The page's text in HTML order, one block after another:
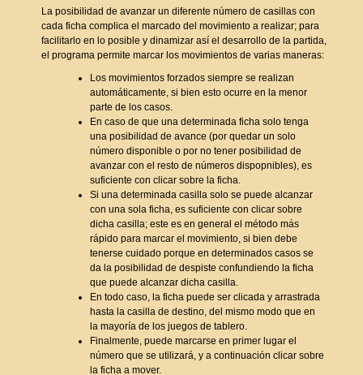
La posibilidad de avanzar un diferente número de casillas con
cada ficha complica el marcado del movimiento a realizar; para
facilitarlo en lo posible y dinamizar así el desarrollo de la partida,
el programa permite marcar los movimientos de varias maneras:
Los movimientos forzados siempre se realizan
automáticamente, si bien esto ocurre en la menor
parte de los casos.
En caso de que una determinada ficha solo tenga
una posibilidad de avance (por quedar un solo
número disponible o por no tener posibilidad de
avanzar con el resto de números dispopnibles), es
suficiente con clicar sobre la ficha.
Si una determinada casilla solo se puede alcanzar
con una sola ficha, es suficiente con clicar sobre
dicha casilla; este es en general el método más
rápido para marcar el movimiento, si bien debe
tenerse cuidado porque en determinados casos se
da la posibilidad de despiste confundiendo la ficha
que puede alcanzar dicha casilla.
En todo caso, la ficha puede ser clicada y arrastrada
hasta la casilla de destino, del mismo modo que en
la mayoría de los juegos de tablero.
Finalmente, puede marcarse en primer lugar el
número que se utilizará, y a continuación clicar sobre
la ficha a mover.